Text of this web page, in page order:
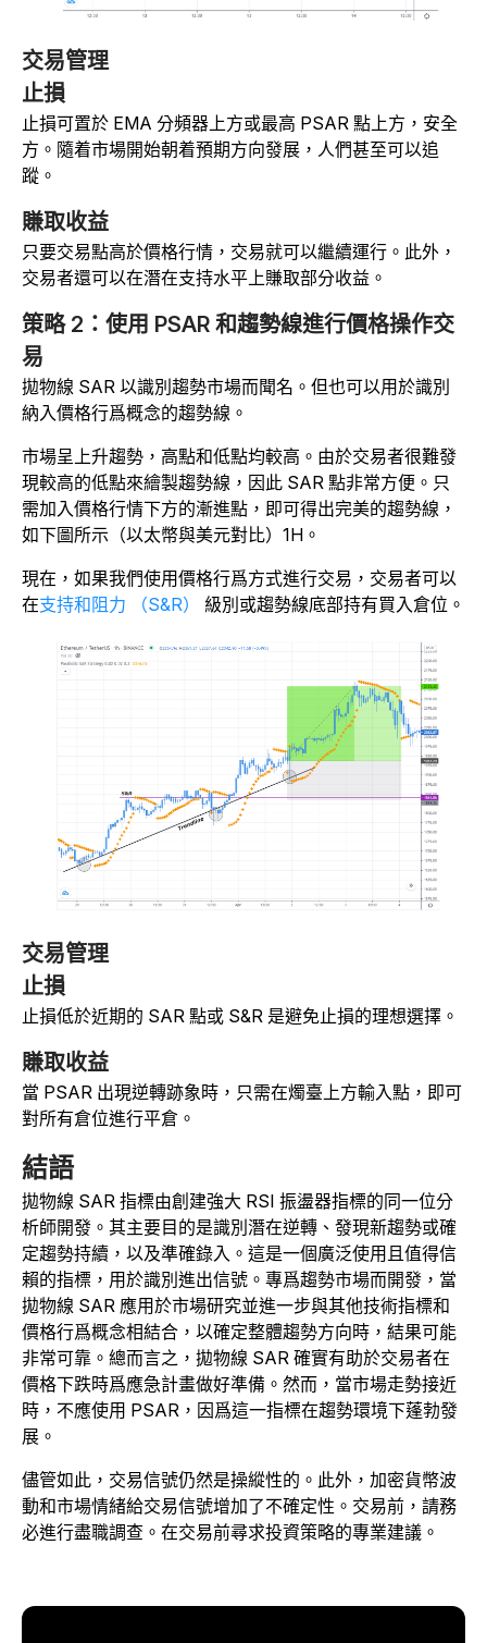
交易管理
止損
止損可置於 EMA 分頻器上方或最高 PSAR 點上方，安全
方。隨着市場開始朝着預期方向發展，人們甚至可以追
蹤。
賺取收益
只要交易點高於價格行情，交易就可以繼續運行。此外，
交易者還可以在潛在支持水平上賺取部分收益。
策略 2：使用 PSAR 和趨勢線進行價格操作交
易
拋物線 SAR 以識別趨勢市場而聞名。但也可以用於識別
納入價格行爲概念的趨勢線。
市場呈上升趨勢，高點和低點均較高。由於交易者很難發
現較高的低點來繪製趨勢線，因此 SAR 點非常方便。只
需加入價格行情下方的漸進點，即可得出完美的趨勢線，
如下圖所示（以太幣與美元對比）1H。
現在，如果我們使用價格行爲方式進行交易，交易者可以
在支持和阻力 （S&R） 級別或趨勢線底部持有買入倉位。
交易管理
止損
止損低於近期的 SAR 點或 S&R 是避免止損的理想選擇。
賺取收益
當 PSAR 出現逆轉跡象時，只需在燭臺上方輸入點，即可
對所有倉位進行平倉。
結語
拋物線 SAR 指標由創建強大 RSI 振盪器指標的同一位分
析師開發。其主要目的是識別潛在逆轉、發現新趨勢或確
定趨勢持續，以及準確錄入。這是一個廣泛使用且值得信
賴的指標，用於識別進出信號。專爲趨勢市場而開發，當
拋物線 SAR 應用於市場研究並進一步與其他技術指標和
價格行爲概念相結合，以確定整體趨勢方向時，結果可能
非常可靠。總而言之，拋物線 SAR 確實有助於交易者在
價格下跌時爲應急計畫做好準備。然而，當市場走勢接近
時，不應使用 PSAR，因爲這一指標在趨勢環境下蓬勃發
展。
儘管如此，交易信號仍然是操縱性的。此外，加密貨幣波
動和市場情緒給交易信號增加了不確定性。交易前，請務
必進行盡職調查。在交易前尋求投資策略的專業建議。